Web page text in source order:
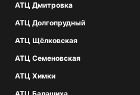
АТЦ Дмитровка
АТЦ Долгопрудный
АТЦ Щёлковская
АТЦ Семеновская
АТЦ Химки